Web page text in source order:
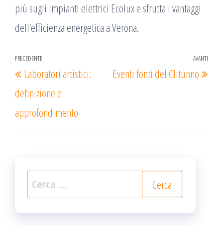
più sugli impianti elettrici Ecolux e sfrutta i vantaggi
dell’efficienza energetica a Verona.
Navigazione
articoli
Articolo
precedente
PRECEDENTE
Laboratori artistici:
definizione e
approfondimento
AVANTI
Eventi fonti del Clitunno
Ricerca
per: